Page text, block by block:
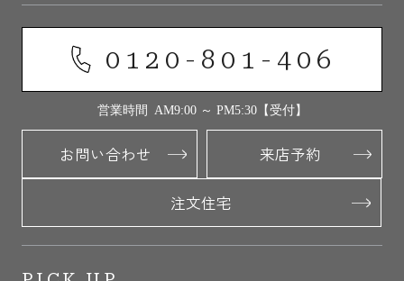
0120-801-406
営業時間 AM9:00 ～ PM5:30【受付】
お問い合わせ 来店予約
注文住宅